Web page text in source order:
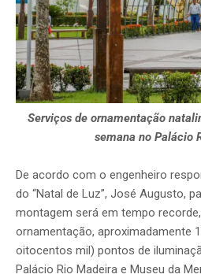
Serviços de ornamentação
semana no Palácio
De acordo com o engenheiro
do “Natal de Luz”, José Augusto,
montagem será em tempo
ornamentação, aproximadamente
oitocentos mil) pontos de
Palácio Rio Madeira e Museu da